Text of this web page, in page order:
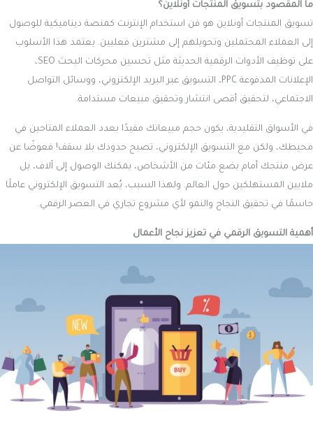
ما المقصود بتسويق المنتجات أونلاين؟
تسويق المنتجات أونلاين هو فن استخدام الإنترنت كمنصة ديناميكية للوصول
إلى العملاء المحتملين وتحويلهم إلى مشترين فعليين. يعتمد هذا الأسلوب
على توظيف الأدوات الرقمية الحديثة مثل تحسين محركات البحث SEO،
الإعلانات المدفوعة PPC، التسويق عبر البريد الإلكتروني، ووسائل التواصل
الاجتماعي، لتحقيق أقصى انتشار وتحقيق مبيعات مستدامة.
في الأسواق التقليدية، يكون حجم مبيعاتك مقيدًا بعدد العملاء المتاحين في
محيطك، ولكن مع التسويق الإلكتروني، تصبح حدودك بلا سقف! فعوضًا عن
عرض منتجك أمام بضع مئات من الأشخاص، يمكنك الوصول إلى آلاف، بل
ملايين المستهلكين حول العالم. ولهذا السبب، يُعد التسويق الإلكتروني عاملًا
حاسمًا في تحقيق النجاح والنمو لأي مشروع تجاري في العصر الرقمي.
أهمية التسويق الرقمي في تعزيز نجاح الأعمال